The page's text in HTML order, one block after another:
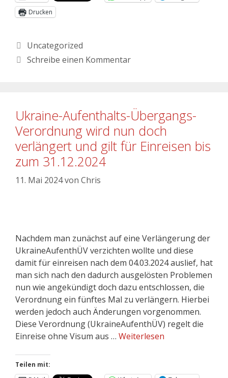
Drucken
Uncategorized
Schreibe einen Kommentar
Ukraine-Aufenthalts-Übergangs-
Verordnung wird nun doch
verlängert und gilt für Einreisen bis
zum 31.12.2024
11. Mai 2024von Chris
Nachdem man zunächst auf eine Verlängerung der
UkraineAufenthÜV verzichten wollte und diese
damit für einreisen nach dem 04.03.2024 auslief, hat
man sich nach den dadurch ausgelösten Problemen
nun wie angekündigt doch dazu entschlossen, die
Verordnung ein fünftes Mal zu verlängern. Hierbei
werden jedoch auch Änderungen vorgenommen.
Diese Verordnung (UkraineAufenthÜV) regelt die
Einreise ohne Visum aus … Weiterlesen
Teilen mit: